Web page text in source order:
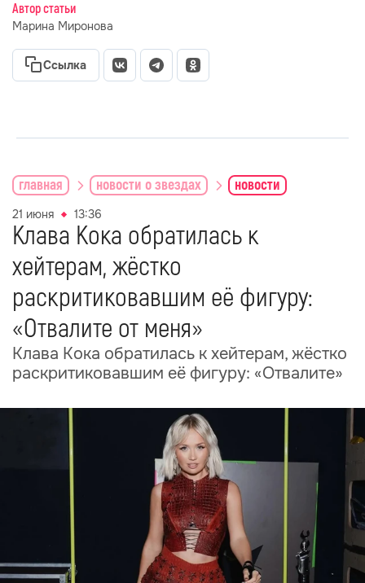
Автор статьи
Марина Миронова
Ссылка
главная новости о звездах новости
21 июня 13:36
Клава Кока обратилась к
хейтерам, жёстко
раскритиковавшим её фигуру:
«Отвалите от меня»
Клава Кока обратилась к хейтерам, жёстко
раскритиковавшим её фигуру: «Отвалите»